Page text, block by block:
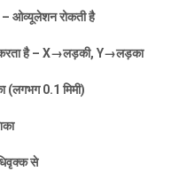
– ओव्यूलेशन रोकती है
करता है – X→लड़की, Y→लड़का
(लगभग0.1 मिमी)
से